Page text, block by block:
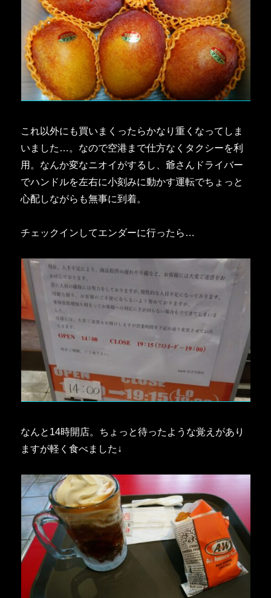
これ以外にも買いまくったらかなり重くなってしま
いました…。なので空港まで仕方なくタクシーを利
用。なんか変なニオイがするし、爺さんドライバー
でハンドルを左右に小刻みに動かす運転でちょっと
心配しながらも無事に到着。
チェックインしてエンダーに行ったら…
なんと14時開店。ちょっと待ったような覚えがあり
ますが軽く食べました↓